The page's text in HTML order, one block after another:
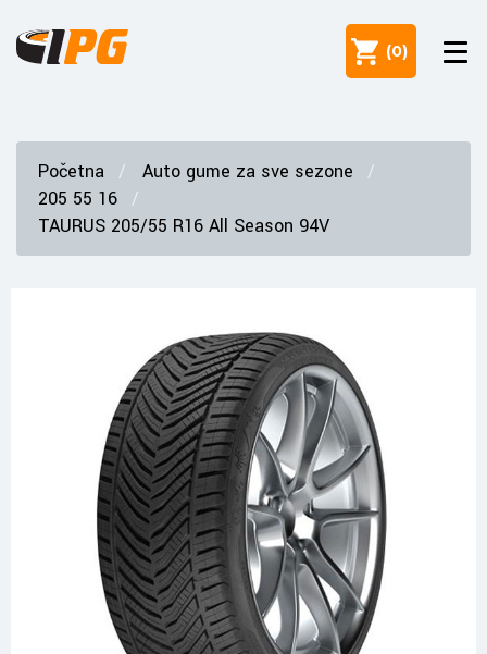
(0)
Početna
Auto gume za sve sezone
205 55 16
TAURUS 205/55 R16 All Season 94V